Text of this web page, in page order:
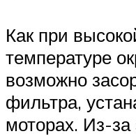
Как при
температуре
возможно
фильтра,
моторах. Из-за